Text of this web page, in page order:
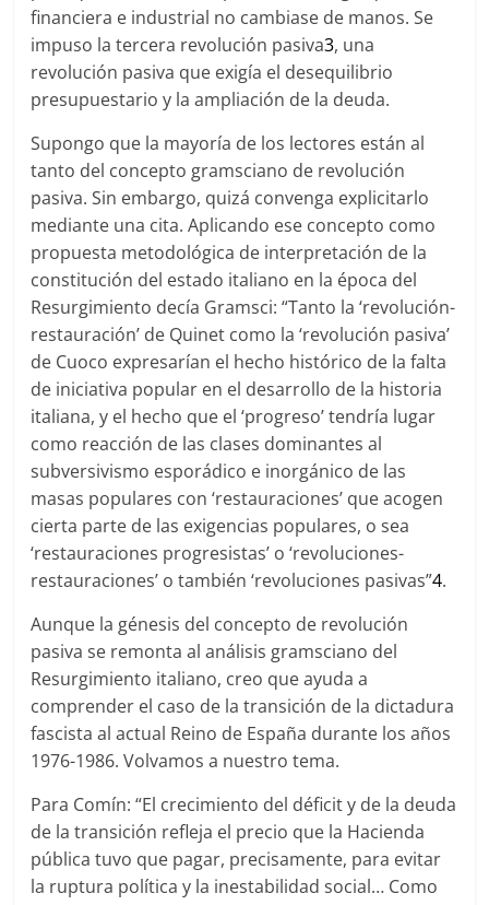
financiera e industrial no cambiase de manos. Se
impuso la tercera revolución pasiva3, una
revolución pasiva que exigía el desequilibrio
presupuestario y la ampliación de la deuda.
Supongo que la mayoría de los lectores están al
tanto del concepto gramsciano de revolución
pasiva. Sin embargo, quizá convenga explicitarlo
mediante una cita. Aplicando ese concepto como
propuesta metodológica de interpretación de la
constitución del estado italiano en la época del
Resurgimiento decía Gramsci: “Tanto la ‘revolución-
restauración’ de Quinet como la ‘revolución pasiva’
de Cuoco expresarían el hecho histórico de la falta
de iniciativa popular en el desarrollo de la historia
italiana, y el hecho que el ‘progreso’ tendría lugar
como reacción de las clases dominantes al
subversivismo esporádico e inorgánico de las
masas populares con ‘restauraciones’ que acogen
cierta parte de las exigencias populares, o sea
‘restauraciones progresistas’ o ‘revoluciones-
restauraciones’ o también ‘revoluciones pasivas”4.
Aunque la génesis del concepto de revolución
pasiva se remonta al análisis gramsciano del
Resurgimiento italiano, creo que ayuda a
comprender el caso de la transición de la dictadura
fascista al actual Reino de España durante los años
1976-1986. Volvamos a nuestro tema.
Para Comín: “El crecimiento del déficit y de la deuda
de la transición refleja el precio que la Hacienda
pública tuvo que pagar, precisamente, para evitar
la ruptura política y la inestabilidad social… Como